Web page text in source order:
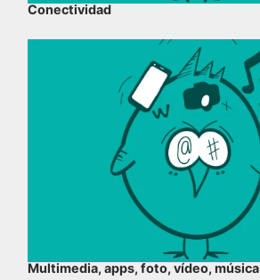
Conectividad
Multimedia, apps, foto, vídeo, música